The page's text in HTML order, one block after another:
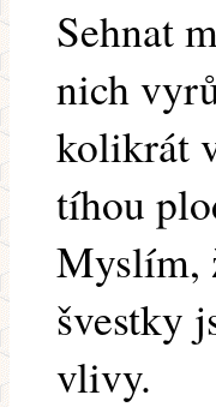
Sehnat
nich
kolikrát
tíhou
Myslím,
švestky
vlivy.